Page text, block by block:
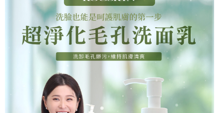
每筆NT$85，滿NT$1,000(含以上)免運費
付款後萊爾富取貨
每筆NT$85，滿NT$1,000(含以上)免運費
付款後7-11取貨
每筆NT$85，滿NT$1,000(含以上)免運費